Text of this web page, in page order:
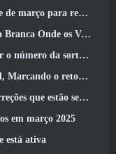
também introduzir novo conteúdo
os Ventos Encontram
Com eventos de aniversário
do Fortnite à Play Store
após o lançamento do Mirage
em março 2025
está ativa